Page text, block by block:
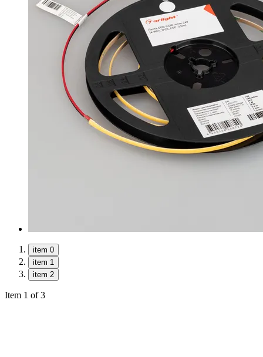
item 0
item 1
item 2
Item 1 of 3